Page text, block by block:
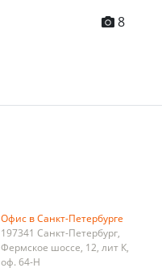
8
Офис в Санкт-Петербурге
197341 Санкт-Петербург,
Фермское шоссе, 12, лит К,
оф. 64-Н